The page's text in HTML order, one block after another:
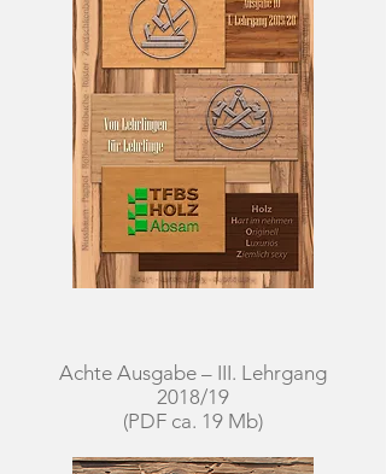
Achte Ausgabe – III. Lehrgang
2018/19
(PDF ca. 19 Mb)